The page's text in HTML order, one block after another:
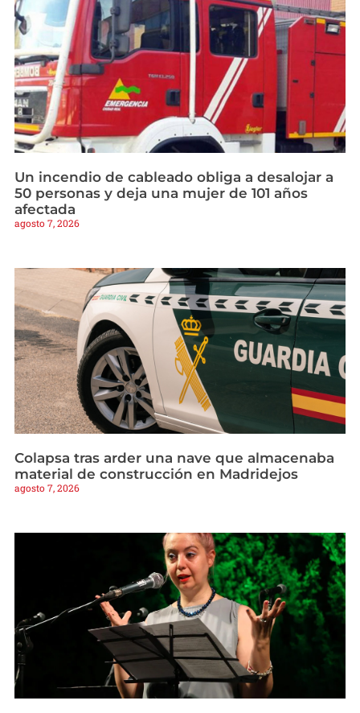
Un incendio de cableado obliga a desalojar a
50 personas y deja una mujer de 101 años
afectada
agosto 7, 2026
Colapsa tras arder una nave que almacenaba
material de construcción en Madridejos
agosto 7, 2026